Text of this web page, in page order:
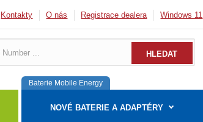
Kontakty O nás Registrace dealera Windows 11
Baterie Mobile Energy
NOVÉ BATERIE A ADAPTÉRY